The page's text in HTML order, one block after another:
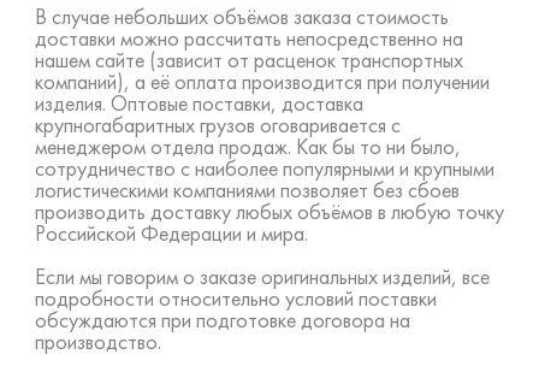
В случае небольших объёмов заказа стоимость
доставки можно рассчитать непосредственно на
нашем сайте (зависит от расценок транспортных
компаний), а её оплата производится при получении
изделия. Оптовые поставки, доставка
крупногабаритных грузов оговаривается с
менеджером отдела продаж. Как бы то ни было,
сотрудничество с наиболее популярными и крупными
логистическими компаниями позволяет без сбоев
производить доставку любых объёмов в любую точку
Российской Федерации и мира.
Если мы говорим о заказе оригинальных изделий, все
подробности относительно условий поставки
обсуждаются при подготовке договора на
производство.